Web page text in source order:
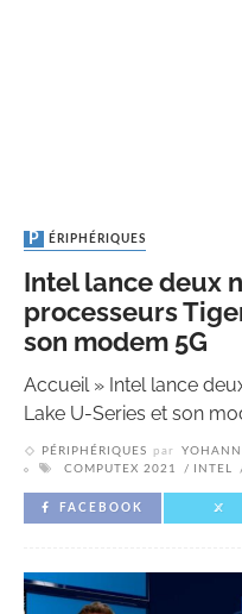
PÉRIPHÉRIQUES
Intel lance deux
processeurs
son modem 5G
Accueil» Intel lance
Lake U-Series et son
PÉRIPHÉRIQUES par
COMPUTEX 2021
INTEL
FACEBOOK